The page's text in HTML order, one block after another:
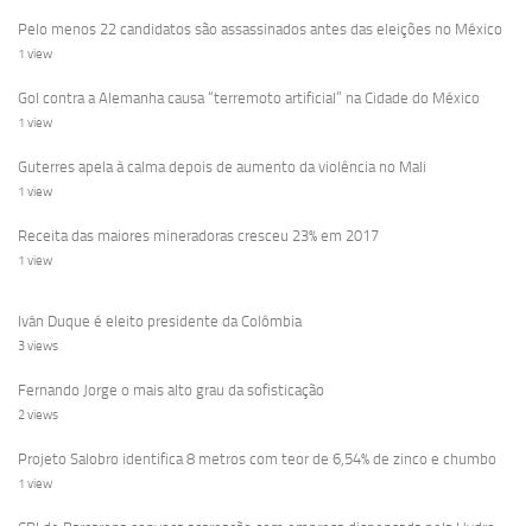
Pelo menos 22 candidatos são assassinados antes das eleições no México
1 view
Gol contra a Alemanha causa “terremoto artificial” na Cidade do México
1 view
Guterres apela à calma depois de aumento da violência no Mali
1 view
Receita das maiores mineradoras cresceu 23% em 2017
1 view
Iván Duque é eleito presidente da Colômbia
3 views
Fernando Jorge o mais alto grau da sofisticação
2 views
Projeto Salobro identifica 8 metros com teor de 6,54% de zinco e chumbo
1 view